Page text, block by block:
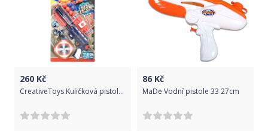
260 Kč
CreativeToys Kuličková pistole Hrdina 40cm
86 Kč
MaDe Vodní pistole 33 27cm